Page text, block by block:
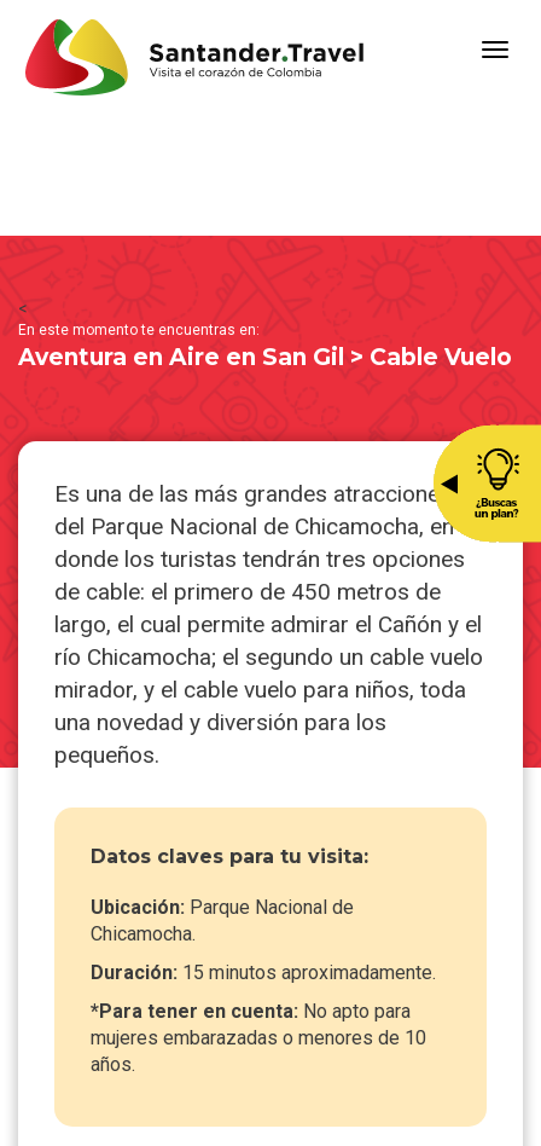
<
En este momento te encuentras en:
Aventura en Aire en San Gil > Cable Vuelo
Es una de las más grandes atracciones
del Parque Nacional de Chicamocha, en
donde los turistas tendrán tres opciones
de cable: el primero de 450 metros de
largo, el cual permite admirar el Cañón y el
río Chicamocha; el segundo un cable vuelo
mirador, y el cable vuelo para niños, toda
una novedad y diversión para los
pequeños.
Datos claves para tu visita:
Ubicación: Parque Nacional de
Chicamocha.
Duración: 15 minutos aproximadamente.
*Para tener en cuenta: No apto para
mujeres embarazadas o menores de 10
años.